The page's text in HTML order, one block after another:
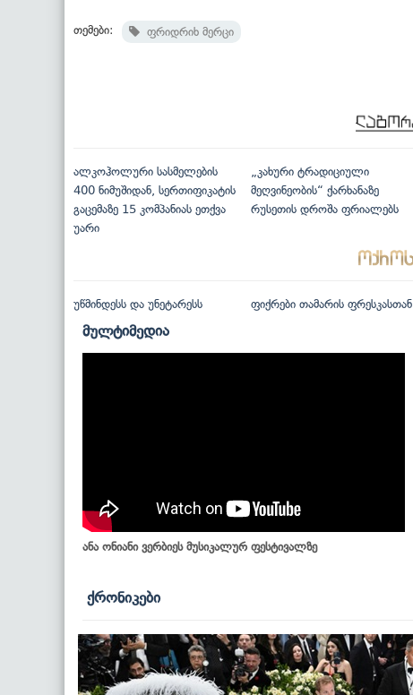
თემები: ფრიდრიხ მერცი
ალკოჰოლური სასმელების
400 ნიმუშიდან, სერთიფიკატის
გაცემაზე 15 კომპანიას ეთქვა
უარი
„კახური ტრადიციული
მეღვინეობის“ ქარხანაზე
რუსეთის დროშა ფრიალებს
უწმინდესს და უნეტარესს ფიქრები თამარის ფრესკასთან
მულტიმედია
ანა ონიანი ვერბიეს მუსიკალურ ფესტივალზე
ქრონიკები